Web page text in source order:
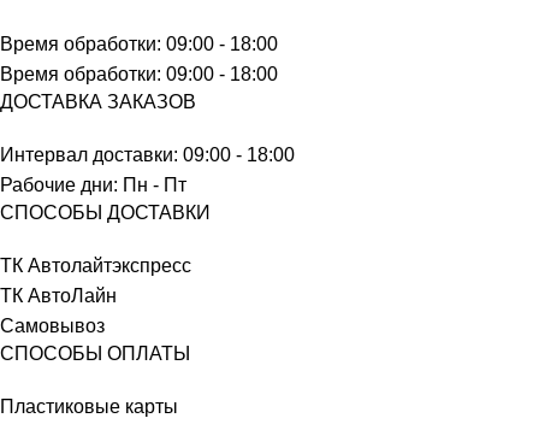
Время обработки: 09:00 - 18:00
Время обработки: 09:00 - 18:00
ДОСТАВКА ЗАКАЗОВ
Интервал доставки: 09:00 - 18:00
Рабочие дни: Пн - Пт
СПОСОБЫ ДОСТАВКИ
ТК Автолайтэкспресс
ТК АвтоЛайн
Самовывоз
СПОСОБЫ ОПЛАТЫ
Пластиковые карты